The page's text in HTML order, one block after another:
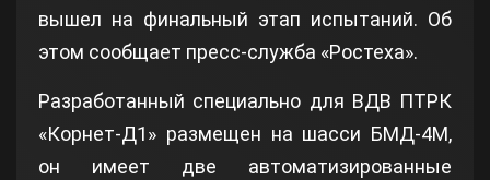
вышел на финальный этап испытаний. Об
этом сообщает пресс-служба «Ростеха».
Разработанный специально для ВДВ ПТРК
«Корнет-Д1» размещен на шасси БМД-4М,
он имеет две автоматизированные